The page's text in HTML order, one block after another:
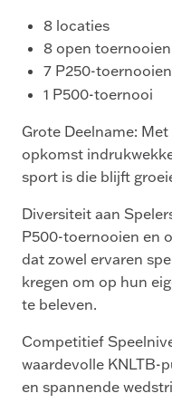
8 locaties
8 open
7 P250-toernooien
1 P500-toernooi
Grote Deelname:
opkomst
sport is die blijft
Diversiteit aan
P500-toernooien en
dat zowel ervaren
kregen om op hun
te beleven.
Competitief
waardevolle KNLTB-
en spannende